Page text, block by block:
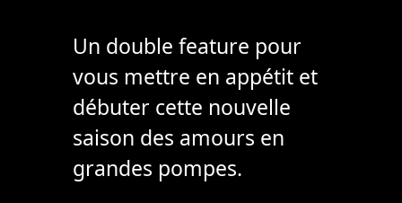
Un double feature pour
vous mettre en appétit et
débuter cette nouvelle
saison des amours en
grandes pompes.